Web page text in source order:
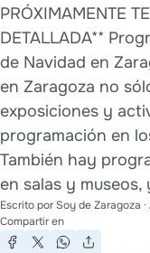
PRÓXIMAMENTE
DETALLADA**
de Navidad en
en Zaragoza no
exposiciones y
programación en
También hay
en salas y museos,
Escrito porSoy de Zaragoza
Compartir en